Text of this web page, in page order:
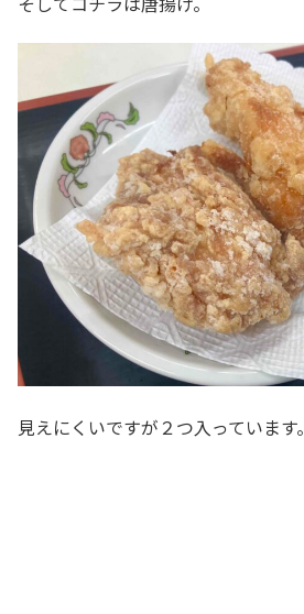
見えにくいですが２つ入っています。